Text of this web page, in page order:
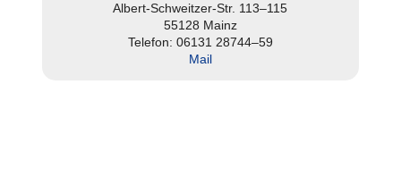
Albert-Schweit­zer-Str. 113–115
55128 Mainz
Telefon: 06131 28744–59
Mail